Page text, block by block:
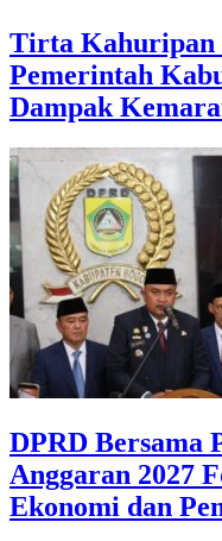
Tirta Kahuripan
Pemerintah
Dampak
DPRD Bersama
Anggaran 2027
Ekonomi dan